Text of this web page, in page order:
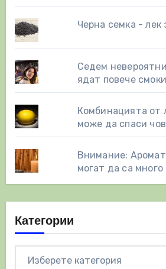
Черна семка - лек
Седем
ядат повече
Комбинацията от
може да спаси
Внимание:
могат да са много
Категории